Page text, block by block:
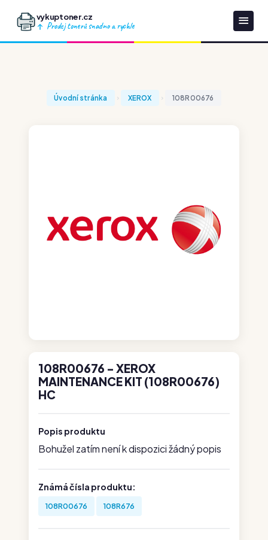
vykuptoner.cz
Prodej tonerů snadno a rychle
Úvodní stránka XEROX 108R00676
108R00676 - XEROX
MAINTENANCE KIT (108R00676)
HC
Popis produktu
Bohužel zatím není k dispozici žádný popis
Známá čísla produktu:
108R00676 108R676